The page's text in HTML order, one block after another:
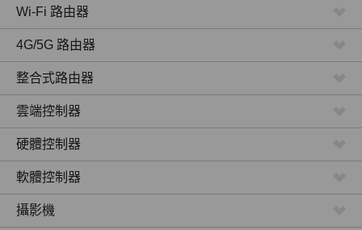
Wi-Fi 路由器
4G/5G 路由器
整合式路由器
雲端控制器
硬體控制器
軟體控制器
攝影機